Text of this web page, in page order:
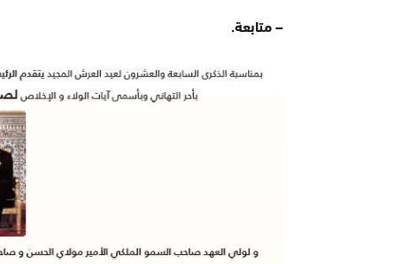
– متابعة.